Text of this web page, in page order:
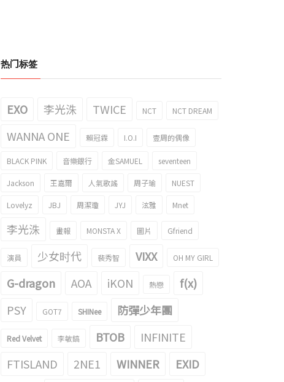
热门标签
EXO 李光洙 TWICE NCT NCT DREAM
WANNA ONE 賴冠霖 I.O.I 壹周的偶像
BLACK PINK 音樂銀行 金SAMUEL seventeen
Jackson 王嘉爾 人氣歌謠 周子瑜 NUEST
Lovelyz JBJ 周潔瓊 JYJ 泫雅 Mnet
李光洙 畫報 MONSTA X 圖片 Gfriend
演員 少女时代 裴秀智 VIXX OH MY GIRL
G-dragon AOA iKON 熱戀
f(x)
PSY
GOT7 SHINee 防彈少年團
Red Velvet 李敏鎬 BTOB
INFINITE
FTISLAND
2NE1 WINNER EXID